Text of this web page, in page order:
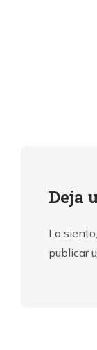
Deja
Lo
publicar